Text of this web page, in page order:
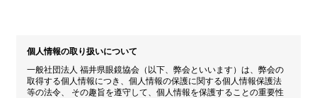
個人情報の取り扱いについて
一般社団法人 福井県眼鏡協会（以下、弊会といいます）は、弊会の
取得する個人情報につき、個人情報の保護に関する個人情報保護法
等の法令、 その趣旨を遵守して、個人情報を保護することの重要性